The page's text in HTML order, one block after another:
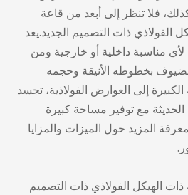
فلا تنظر إلى أبعد من قاعة
الفولاذي ذات التصميم الجديد.يعد
لأي مناسبة داخلية أو خارجية ومن
بخطوطه الأنيقة وحجمه
الكبيرة إلى العوارض الفولاذية، تجسد
مع توفير مساحة كبيرة
المزيد حول الميزات والمزايا
الهيكل الفولاذي ذات التصميم